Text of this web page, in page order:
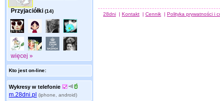
Przyjaciółki (14)
więcej »
Kto jest on-line:
Wykresy w telefonie
m.28dni.pl (iphone, android)
28dni | Kontakt | Cennik | Polityka prywatności i